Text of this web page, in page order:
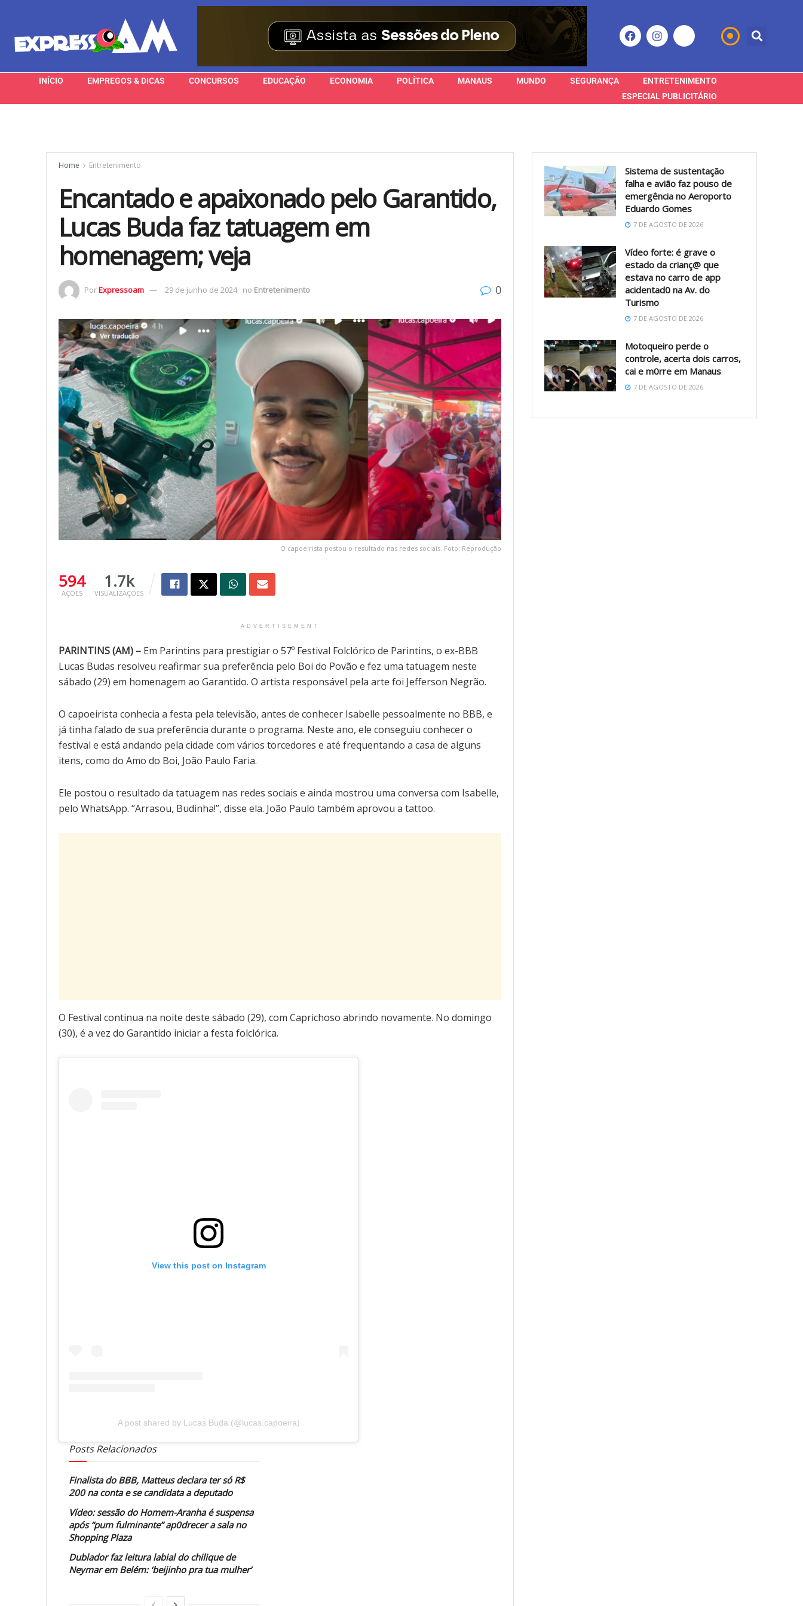
INÍCIO EMPREGOS & DICAS CONCURSOS EDUCAÇÃO ECONOMIA POLÍTICA MANAUS MUNDO SEGURANÇA
ENTRETENIMENTO
ESPECIAL PUBLICITÁRIO
Home Entretenimento
Encantado e apaixonado pelo Garantido,
Lucas Buda faz tatuagem em
homenagem; veja
PorExpressoam 29 de junho de 2024 no Entretenimento 0
O capoeirista postou o resultado nas redes sociais. Foto: Reprodução
594
AÇÕES
1.7k
VISUALIZAÇÕES
ADVERTISEMENT
PARINTINS (AM) – Em Parintins para prestigiar o 57º Festival Folclórico de Parintins, o ex-BBB
Lucas Budas resolveu reafirmar sua preferência pelo Boi do Povão e fez uma tatuagem neste
sábado (29) em homenagem ao Garantido. O artista responsável pela arte foi Jefferson Negrão.
O capoeirista conhecia a festa pela televisão, antes de conhecer Isabelle pessoalmente no BBB, e
já tinha falado de sua preferência durante o programa. Neste ano, ele conseguiu conhecer o
festival e está andando pela cidade com vários torcedores e até frequentando a casa de alguns
itens, como do Amo do Boi, João Paulo Faria.
Ele postou o resultado da tatuagem nas redes sociais e ainda mostrou uma conversa com Isabelle,
pelo WhatsApp. “Arrasou, Budinha!”, disse ela. João Paulo também aprovou a tattoo.
O Festival continua na noite deste sábado (29), com Caprichoso abrindo novamente. No domingo
(30), é a vez do Garantido iniciar a festa folclórica.
View this post on Instagram
A post shared by Lucas Buda (@lucas.capoeira)
Posts Relacionados
Finalista do BBB, Matteus declara ter só R$
200 na conta e se candidata a deputado
Vídeo: sessão do Homem-Aranha é suspensa
após “pum fulminante” ap0drecer a sala no
Shopping Plaza
Dublador faz leitura labial do chilique de
Neymar em Belém: ‘beijinho pra tua mulher’
Sistema de sustentação
falha e avião faz pouso de
emergência no Aeroporto
Eduardo Gomes
7 DE AGOSTO DE 2026
Vídeo forte: é grave o
estado da crianç@ que
estava no carro de app
acidentad0 na Av. do
Turismo
7 DE AGOSTO DE 2026
Motoqueiro perde o
controle, acerta dois carros,
cai e m0rre em Manaus
7 DE AGOSTO DE 2026